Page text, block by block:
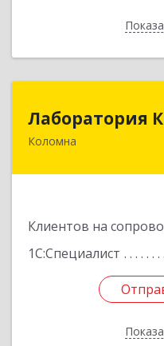
Лаборатория
Коломна
Клиентов на
1С:Специалист
140415, Московская